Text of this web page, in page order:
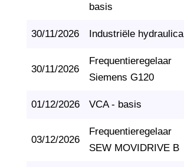
basis
30/11/2026 Industriële hydraulica
30/11/2026
Frequentieregelaar
Siemens G120
01/12/2026 VCA - basis
03/12/2026
Frequentieregelaar
SEW MOVIDRIVE B